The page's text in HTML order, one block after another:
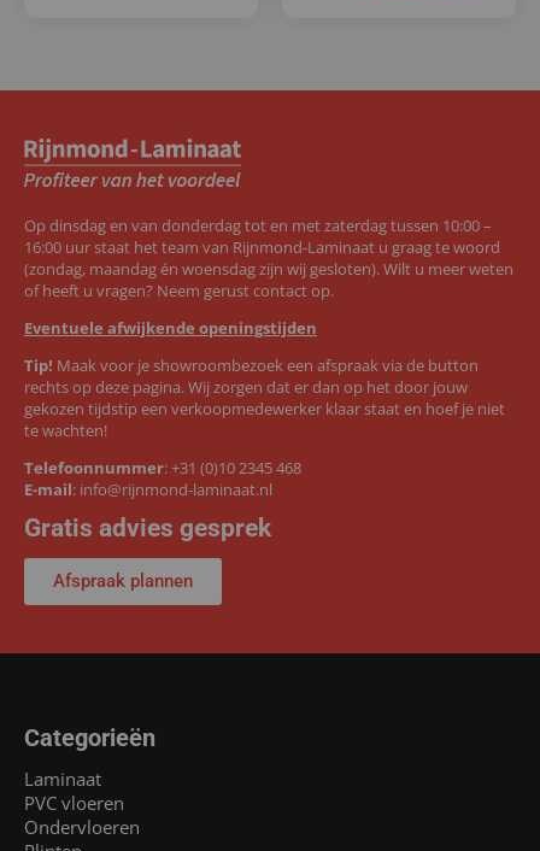
Op dinsdag en van donderdag tot en met zaterdag tussen 10:00 –
16:00 uur staat het team van Rijnmond-Laminaat u graag te woord
(zondag, maandag én woensdag zijn wij gesloten). Wilt u meer weten
of heeft u vragen? Neem gerust contact op.
Eventuele afwijkende openingstijden
Tip! Maak voor je showroombezoek een afspraak via de button
rechts op deze pagina. Wij zorgen dat er dan op het door jouw
gekozen tijdstip een verkoopmedewerker klaar staat en hoef je niet
te wachten!
Telefoonnummer:+31 (0)10 2345 468
E-mail: info@rijnmond-laminaat.nl
Gratis advies gesprek
Afspraak plannen
Categorieën
Laminaat
PVC vloeren
Ondervloeren